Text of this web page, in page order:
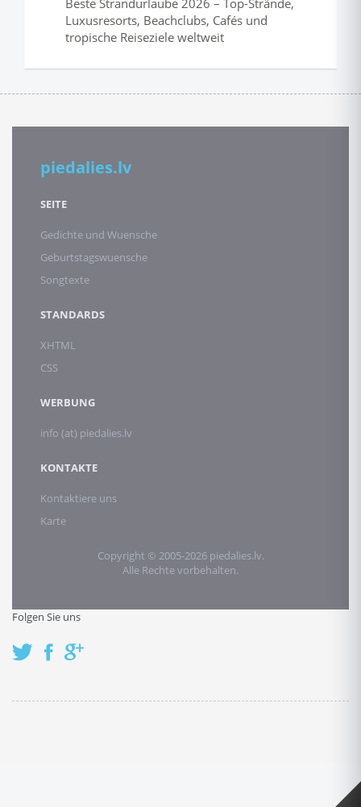
Beste Strandurlaube 2026 – Top-Strände,
Luxusresorts, Beachclubs, Cafés und
tropische Reiseziele weltweit
piedalies.lv
SEITE
Gedichte und Wuensche
Geburtstagswuensche
Songtexte
STANDARDS
XHTML
CSS
WERBUNG
info (at) piedalies.lv
KONTAKTE
Kontaktiere uns
Karte
Copyright © 2005-2026 piedalies.lv.
Alle Rechte vorbehalten.
Folgen Sie uns